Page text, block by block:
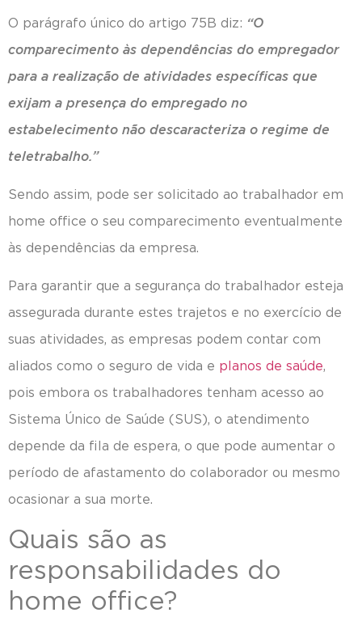
O parágrafo único do artigo 75B diz: “O
comparecimento às dependências do empregador
para a realização de atividades específicas que
exijam a presença do empregado no
estabelecimento não descaracteriza o regime de
teletrabalho.”
Sendo assim, pode ser solicitado ao trabalhador em
home office o seu comparecimento eventualmente
às dependências da empresa.
Para garantir que a segurança do trabalhador esteja
assegurada durante estes trajetos e no exercício de
suas atividades, as empresas podem contar com
aliados como o seguro de vida e planos de saúde,
pois embora os trabalhadores tenham acesso ao
Sistema Único de Saúde (SUS), o atendimento
depende da fila de espera, o que pode aumentar o
período de afastamento do colaborador ou mesmo
ocasionar a sua morte.
Quais são as
responsabilidades do
home office?